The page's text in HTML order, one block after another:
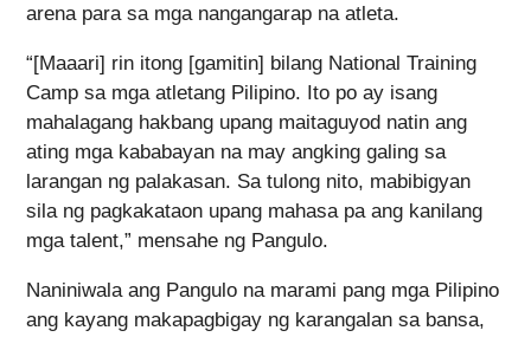
arena para sa mga nangangarap na atleta.
“[Maaari] rin itong [gamitin] bilang National Training
Camp sa mga atletang Pilipino. Ito po ay isang
mahalagang hakbang upang maitaguyod natin ang
ating mga kababayan na may angking galing sa
larangan ng palakasan. Sa tulong nito, mabibigyan
sila ng pagkakataon upang mahasa pa ang kanilang
mga talent,” mensahe ng Pangulo.
Naniniwala ang Pangulo na marami pang mga Pilipino
ang kayang makapagbigay ng karangalan sa bansa,